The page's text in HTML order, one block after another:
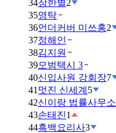
34장한별2
35영탁
36언더커버 미쓰홍2
37정해인
38김지원
39모범택시 3
40신입사원 강회장7
41 멋진 신세계 5
42신이랑 법률사무소
43손태진1
44흑백요리사3